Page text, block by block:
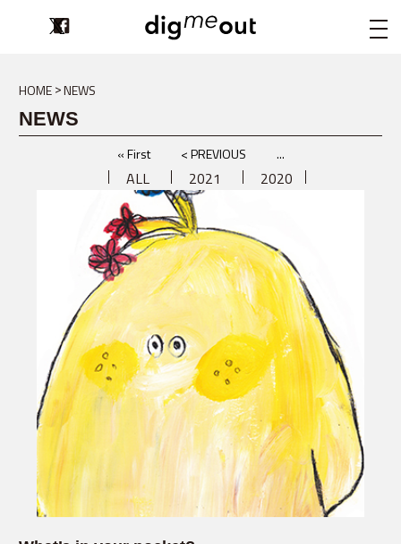
digmeout
HOME NEWS
NEWS
« First < PREVIOUS ...
ALL 2021 2020